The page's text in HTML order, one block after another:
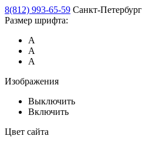
8(812) 993-65-59 Санкт-Петербург
Размер шрифта:
А
А
А
Изображения
Выключить
Включить
Цвет сайта